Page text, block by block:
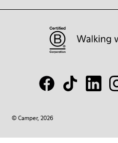
© Camper, 2026